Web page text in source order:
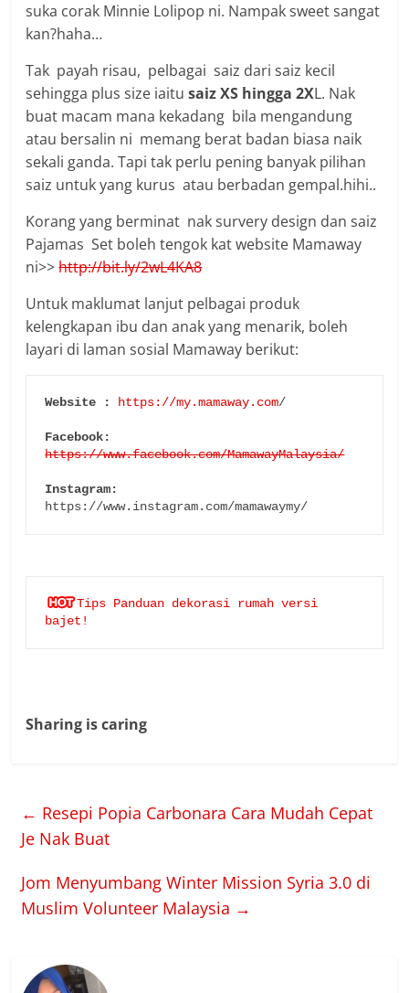
suka corak Minnie Lolipop ni. Nampak sweet sangat
kan?haha…
Tak payah risau, pelbagai saiz dari saiz kecil
sehingga plus size iaitusaiz XS hingga 2XL. Nak
buat macam mana kekadang bila mengandung
atau bersalin ni memang berat badan biasa naik
sekali ganda. Tapi tak perlu pening banyak pilihan
saiz untuk yang kurus atau berbadan gempal.hihi..
Korang yang berminat nak survery design dan saiz
Pajamas Set boleh tengok kat website Mamaway
ni>>http://bit.ly/2wL4KA8
Untuk maklumat lanjut pelbagai produk
kelengkapan ibu dan anak yang menarik, boleh
layari di laman sosial Mamaway berikut:
Website : https://my.mamaway.com/
Facebook:
https://www.facebook.com/MamawayMalaysia/
Instagram:
https://www.instagram.com/mamawaymy/
Tips Panduan dekorasi rumah versi
bajet!
Sharing is caring
← Resepi Popia Carbonara Cara Mudah Cepat
Je Nak Buat
Jom Menyumbang Winter Mission Syria 3.0 di
Muslim Volunteer Malaysia →